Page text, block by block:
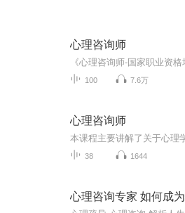
心理咨询师
100 7.6万
心理咨询师
38 1644
心理咨询专家 如何成